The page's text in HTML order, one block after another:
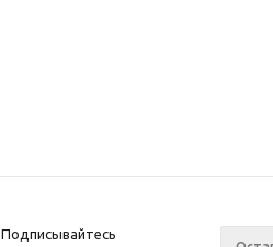
Подписывайтесь